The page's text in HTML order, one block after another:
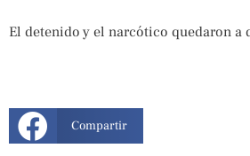
El detenido y el narcótico quedaron a
Compartir